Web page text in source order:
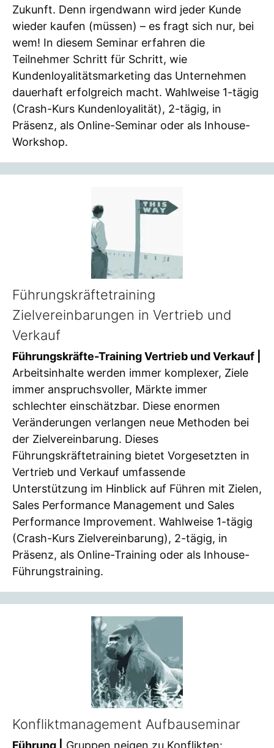
Zukunft. Denn irgendwann wird jeder Kunde
wieder kaufen (müssen) – es fragt sich nur, bei
wem! In diesem Seminar erfahren die
Teilnehmer Schritt für Schritt, wie
Kundenloyalitätsmarketing das Unternehmen
dauerhaft erfolgreich macht. Wahlweise 1-tägig
(Crash-Kurs Kundenloyalität), 2-tägig, in
Präsenz, als Online-Seminar oder als Inhouse-
Workshop.
Führungskräftetraining
Zielvereinbarungen in Vertrieb und
Verkauf
Führungskräfte-Training Vertrieb und Verkauf |
Arbeitsinhalte werden immer komplexer, Ziele
immer anspruchsvoller, Märkte immer
schlechter einschätzbar. Diese enormen
Veränderungen verlangen neue Methoden bei
der Zielvereinbarung. Dieses
Führungskräftetraining bietet Vorgesetzten in
Vertrieb und Verkauf umfassende
Unterstützung im Hinblick auf Führen mit Zielen,
Sales Performance Management und Sales
Performance Improvement. Wahlweise 1-tägig
(Crash-Kurs Zielvereinbarung), 2-tägig, in
Präsenz, als Online-Training oder als Inhouse-
Führungstraining.
Konfliktmanagement Aufbauseminar
Führung | Gruppen neigen zu Konflikten: